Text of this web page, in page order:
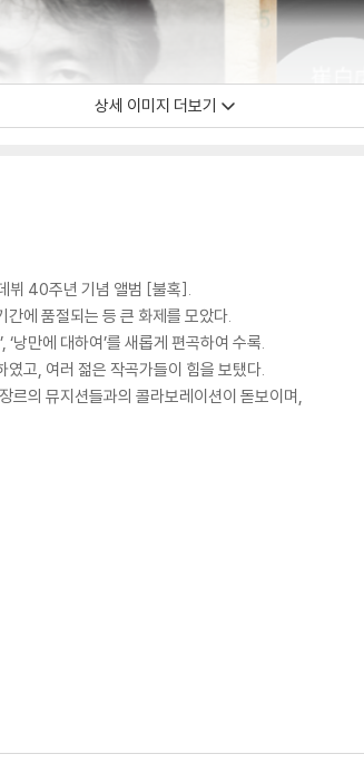
상세 이미지 더보기
뷔 40주년 기념 앨범 [불혹].
에 품절되는 등 큰 화제를 모았다.
낭만에 대하여’를 새롭게 편곡하여 수록.
였고, 여러 젊은 작곡가들이 힘을 보탰다.
의 뮤지션들과의 콜라보레이션이 돋보이며,